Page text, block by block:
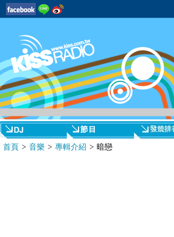
首頁 > 音樂 > 專輯介紹 > 暗戀